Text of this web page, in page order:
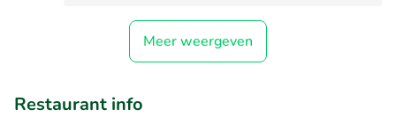
Meer weergeven
Restaurant info